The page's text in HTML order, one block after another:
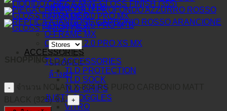
AIRBRAKE MTB
O-FRAME 2.0 PRO MX
O-FRAME 2.0 PRO MTB
O-FRAME MX
O-FRAME 2.0 PRO XS MX
ACCESSORIES
TLD ACCESSORIES
TLD PROTECTION
TLD SOCK
TLD GRIPS
JUST1 GOGGLES
VITRO
SHOPPING
STORES
SHOPEE*
ล้างค่า
จำนวน NOLAN X-804 RS PURO CARBONIO MATT
BLACK (325) ชิ้น